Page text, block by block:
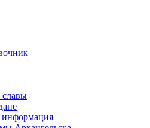
славы
информация